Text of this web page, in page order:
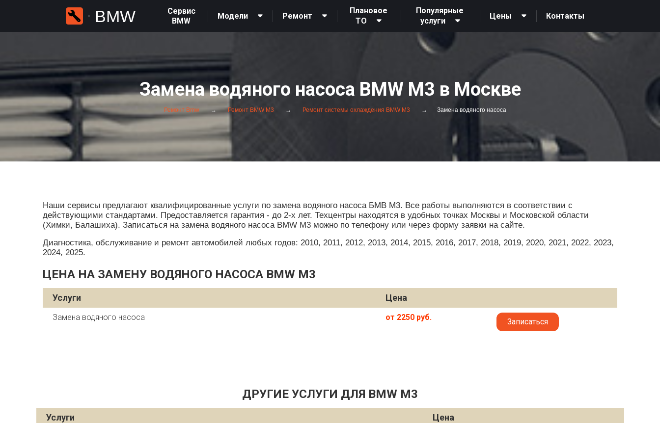
BMW
Сервис
BMW
Модели Ремонт
Плановое
ТО
Популярные
услуги
Цены Контакты
Замена водяного насоса BMW M3 в Москве
Ремонт Bmw Ремонт BMW M3 Ремонт системы охлаждения BMW M3 Замена водяного насоса
Наши сервисы предлагают квалифицированные услуги по замена водяного насоса БМВ М3. Все работы выполняются в соответствии с
действующими стандартами. Предоставляется гарантия - до 2-х лет. Техцентры находятся в удобных точках Москвы и Московской области
(Химки, Балашиха). Записаться на замена водяного насоса BMW M3 можно по телефону или через форму заявки на сайте.
Диагностика, обслуживание и ремонт автомобилей любых годов: 2010, 2011, 2012, 2013, 2014, 2015, 2016, 2017, 2018, 2019, 2020, 2021, 2022, 2023,
2024, 2025.
ЦЕНА НА ЗАМЕНУ ВОДЯНОГО НАСОСА BMW M3
Услуги Цена
Замена водяного насоса от 2250 руб. Записаться
ДРУГИЕ УСЛУГИ ДЛЯ BMW M3
Услуги Цена